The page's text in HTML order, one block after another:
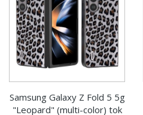
Samsung Galaxy Z Fold 5 5g
"Leopard" (multi-color) tok